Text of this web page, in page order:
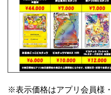
※表示価格はアプリ会員様